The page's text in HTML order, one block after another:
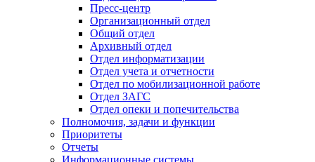
Пресс-центр
Организационный отдел
Общий отдел
Архивный отдел
Отдел информатизации
Отдел учета и отчетности
Отдел по мобилизационной работе
Отдел ЗАГС
Отдел опеки и попечительства
Полномочия, задачи и функции
Приоритеты
Отчеты